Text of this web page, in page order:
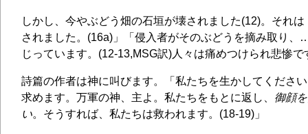
しかし、今やぶどう畑の石垣が壊されました(12)。それ
されました。(16a)」「侵入者がそのぶどうを摘み取り
じっています。(12-13,MSG訳)人々は痛めつけられ悲惨で
詩篇の作者は神に叫びます。「私たちを生かしてくださ
求めます。万軍の神、主よ。私たちをもとに返し、 御顔
い。そうすれば、私たちは救われます。(18-19)」